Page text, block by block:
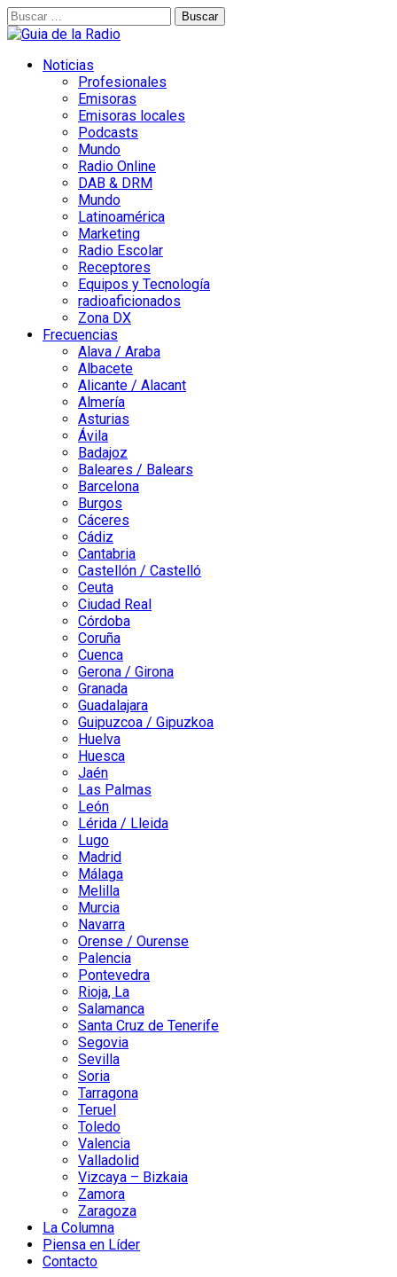
Buscar:
Noticias
Profesionales
Emisoras
Emisoras locales
Podcasts
Mundo
Radio Online
DAB & DRM
Mundo
Latinoamérica
Marketing
Radio Escolar
Receptores
Equipos y Tecnología
radioaficionados
Zona DX
Frecuencias
Alava / Araba
Albacete
Alicante / Alacant
Almería
Asturias
Ávila
Badajoz
Baleares / Balears
Barcelona
Burgos
Cáceres
Cádiz
Cantabria
Castellón / Castelló
Ceuta
Ciudad Real
Córdoba
Coruña
Cuenca
Gerona / Girona
Granada
Guadalajara
Guipuzcoa / Gipuzkoa
Huelva
Huesca
Jaén
Las Palmas
León
Lérida / Lleida
Lugo
Madrid
Málaga
Melilla
Murcia
Navarra
Orense / Ourense
Palencia
Pontevedra
Rioja, La
Salamanca
Santa Cruz de Tenerife
Segovia
Sevilla
Soria
Tarragona
Teruel
Toledo
Valencia
Valladolid
Vizcaya – Bizkaia
Zamora
Zaragoza
La Columna
Piensa en Líder
Contacto